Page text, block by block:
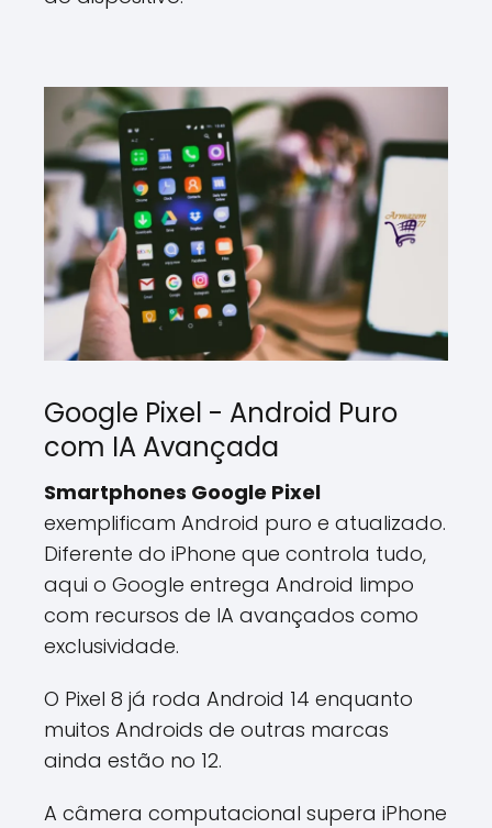
Google Pixel - Android Puro
com IA Avançada
Smartphones Google Pixel
exemplificam Android puro e atualizado.
Diferente do iPhone que controla tudo,
aqui o Google entrega Android limpo
com recursos de IA avançados como
exclusividade.
O Pixel 8 já roda Android 14 enquanto
muitos Androids de outras marcas
ainda estão no 12.
A câmera computacional supera iPhone